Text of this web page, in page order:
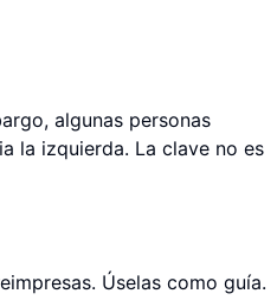
algunas personas
la izquierda. La clave no es
Úselas como guía.